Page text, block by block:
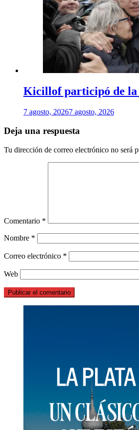
Kicillof participó de la
7 agosto, 20267 agosto, 2026
Deja una respuesta
Tu dirección de correo electrónico no será
Comentario *
Nombre *
Correo electrónico *
Web